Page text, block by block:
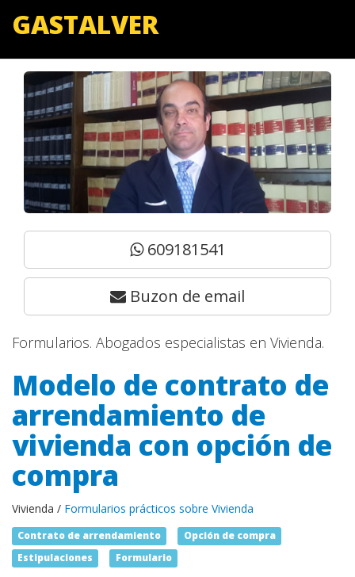
GASTALVER
609181541
Buzon de email
Formularios. Abogados especialistas en Vivienda.
Modelo de contrato de
arrendamiento de
vivienda con opción de
compra
Vivienda / Formularios prácticos sobre Vivienda
Contrato de arrendamiento
Opción de compra
Estipulaciones
Formulario